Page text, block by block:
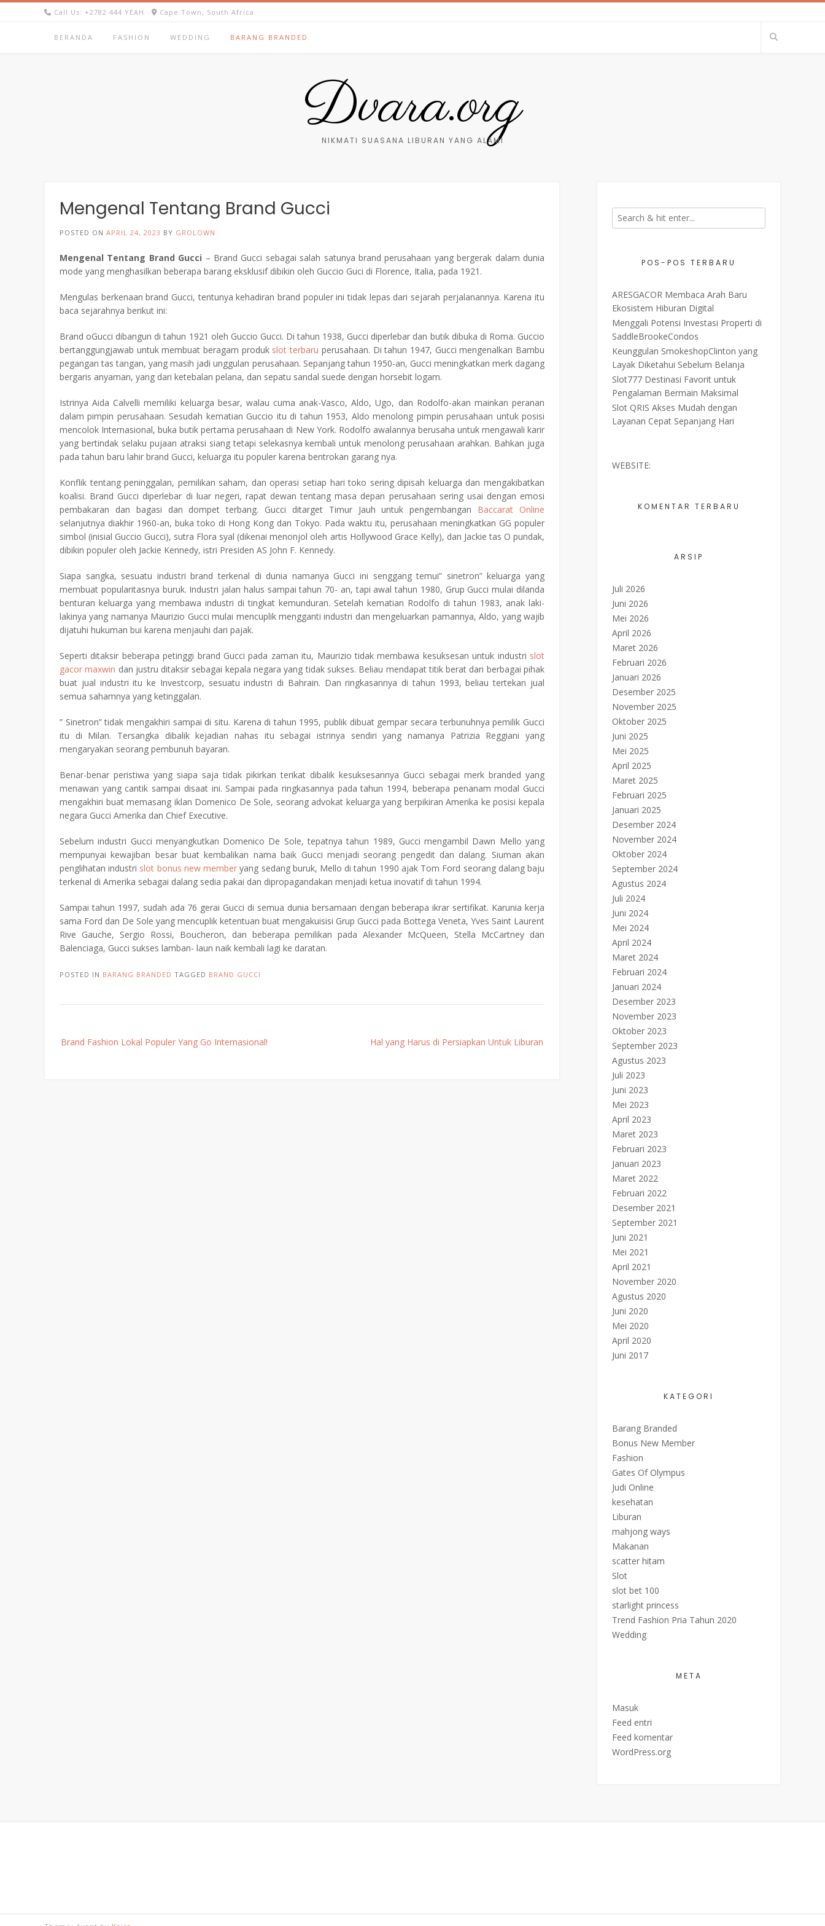
Skip
Call Us: +2782 444 YEAH Cape Town, South Africa
BERANDA FASHION WEDDING BARANG BRANDED
Dvara.org
NIKMATI SUASANA LIBURAN YANG ALAMI
Mengenal Tentang Brand Gucci
POSTED ON APRIL 24, 2023 BY GROLOWN
Mengenal Tentang Brand Gucci – Brand Gucci sebagai salah satunya brand perusahaan yang bergerak dalam dunia
mode yang menghasilkan beberapa barang eksklusif dibikin oleh Guccio Guci di Florence, Italia, pada 1921.
Mengulas berkenaan brand Gucci, tentunya kehadiran brand populer ini tidak lepas dari sejarah perjalanannya. Karena itu
baca sejarahnya berikut ini:
Brand oGucci dibangun di tahun 1921 oleh Guccio Gucci. Di tahun 1938, Gucci diperlebar dan butik dibuka di Roma. Guccio
bertanggungjawab untuk membuat beragam produk slot terbaru perusahaan. Di tahun 1947, Gucci mengenalkan Bambu
pegangan tas tangan, yang masih jadi unggulan perusahaan. Sepanjang tahun 1950-an, Gucci meningkatkan merk dagang
bergaris anyaman, yang dari ketebalan pelana, dan sepatu sandal suede dengan horsebit logam.
Istrinya Aida Calvelli memiliki keluarga besar, walau cuma anak-Vasco, Aldo, Ugo, dan Rodolfo-akan mainkan peranan
dalam pimpin perusahaan. Sesudah kematian Guccio itu di tahun 1953, Aldo menolong pimpin perusahaan untuk posisi
mencolok Internasional, buka butik pertama perusahaan di New York. Rodolfo awalannya berusaha untuk mengawali karir
yang bertindak selaku pujaan atraksi siang tetapi selekasnya kembali untuk menolong perusahaan arahkan. Bahkan juga
pada tahun baru lahir brand Gucci, keluarga itu populer karena bentrokan garang nya.
Konflik tentang peninggalan, pemilikan saham, dan operasi setiap hari toko sering dipisah keluarga dan mengakibatkan
koalisi. Brand Gucci diperlebar di luar negeri, rapat dewan tentang masa depan perusahaan sering usai dengan emosi
pembakaran dan bagasi dan dompet terbang. Gucci ditarget Timur Jauh untuk pengembangan Baccarat Online
selanjutnya diakhir 1960-an, buka toko di Hong Kong dan Tokyo. Pada waktu itu, perusahaan meningkatkan GG populer
simbol (inisial Guccio Gucci), sutra Flora syal (dikenai menonjol oleh artis Hollywood Grace Kelly), dan Jackie tas O pundak,
dibikin populer oleh Jackie Kennedy, istri Presiden AS John F. Kennedy.
Siapa sangka, sesuatu industri brand terkenal di dunia namanya Gucci ini senggang temui” sinetron” keluarga yang
membuat popularitasnya buruk. Industri jalan halus sampai tahun 70- an, tapi awal tahun 1980, Grup Gucci mulai dilanda
benturan keluarga yang membawa industri di tingkat kemunduran. Setelah kematian Rodolfo di tahun 1983, anak laki-
lakinya yang namanya Maurizio Gucci mulai mencuplik mengganti industri dan mengeluarkan pamannya, Aldo, yang wajib
dijatuhi hukuman bui karena menjauhi dari pajak.
Seperti ditaksir beberapa petinggi brand Gucci pada zaman itu, Maurizio tidak membawa kesuksesan untuk industri slot
gacor maxwin dan justru ditaksir sebagai kepala negara yang tidak sukses. Beliau mendapat titik berat dari berbagai pihak
buat jual industri itu ke Investcorp, sesuatu industri di Bahrain. Dan ringkasannya di tahun 1993, beliau tertekan jual
semua sahamnya yang ketinggalan.
” Sinetron” tidak mengakhiri sampai di situ. Karena di tahun 1995, publik dibuat gempar secara terbunuhnya pemilik Gucci
itu di Milan. Tersangka dibalik kejadian nahas itu sebagai istrinya sendiri yang namanya Patrizia Reggiani yang
mengaryakan seorang pembunuh bayaran.
Benar-benar peristiwa yang siapa saja tidak pikirkan terikat dibalik kesuksesannya Gucci sebagai merk branded yang
menawan yang cantik sampai disaat ini. Sampai pada ringkasannya pada tahun 1994, beberapa penanam modal Gucci
mengakhiri buat memasang iklan Domenico De Sole, seorang advokat keluarga yang berpikiran Amerika ke posisi kepala
negara Gucci Amerika dan Chief Executive.
Sebelum industri Gucci menyangkutkan Domenico De Sole, tepatnya tahun 1989, Gucci mengambil Dawn Mello yang
mempunyai kewajiban besar buat kembalikan nama baik Gucci menjadi seorang pengedit dan dalang. Siuman akan
penglihatan industri slot bonus new member yang sedang buruk, Mello di tahun 1990 ajak Tom Ford seorang dalang baju
terkenal di Amerika sebagai dalang sedia pakai dan dipropagandakan menjadi ketua inovatif di tahun 1994.
Sampai tahun 1997, sudah ada 76 gerai Gucci di semua dunia bersamaan dengan beberapa ikrar sertifikat. Karunia kerja
sama Ford dan De Sole yang mencuplik ketentuan buat mengakuisisi Grup Gucci pada Bottega Veneta, Yves Saint Laurent
Rive Gauche, Sergio Rossi, Boucheron, dan beberapa pemilikan pada Alexander McQueen, Stella McCartney dan
Balenciaga, Gucci sukses lamban- laun naik kembali lagi ke daratan.
POSTED IN BARANG BRANDED TAGGED BRAND GUCCI
navigation
Brand Fashion Lokal Populer Yang Go Internasional! Hal yang Harus di Persiapkan Untuk Liburan
POS-POS TERBARU
ARESGACOR Membaca Arah Baru
Ekosistem Hiburan Digital
Menggali Potensi Investasi Properti di
SaddleBrookeCondos
Keunggulan SmokeshopClinton yang
Layak Diketahui Sebelum Belanja
Slot777 Destinasi Favorit untuk
Pengalaman Bermain Maksimal
Slot QRIS Akses Mudah dengan
Layanan Cepat Sepanjang Hari
WEBSITE:
KOMENTAR TERBARU
ARSIP
Juli 2026
Juni 2026
Mei 2026
April 2026
Maret 2026
Februari 2026
Januari 2026
Desember 2025
November 2025
Oktober 2025
Juni 2025
Mei 2025
April 2025
Maret 2025
Februari 2025
Januari 2025
Desember 2024
November 2024
Oktober 2024
September 2024
Agustus 2024
Juli 2024
Juni 2024
Mei 2024
April 2024
Maret 2024
Februari 2024
Januari 2024
Desember 2023
November 2023
Oktober 2023
September 2023
Agustus 2023
Juli 2023
Juni 2023
Mei 2023
April 2023
Maret 2023
Februari 2023
Januari 2023
Maret 2022
Februari 2022
Desember 2021
September 2021
Juni 2021
Mei 2021
April 2021
November 2020
Agustus 2020
Juni 2020
Mei 2020
April 2020
Juni 2017
KATEGORI
Barang Branded
Bonus New Member
Fashion
Gates Of Olympus
Judi Online
kesehatan
Liburan
mahjong ways
Makanan
scatter hitam
Slot
slot bet 100
starlight princess
Trend Fashion Pria Tahun 2020
Wedding
META
Masuk
Feed entri
Feed komentar
WordPress.org